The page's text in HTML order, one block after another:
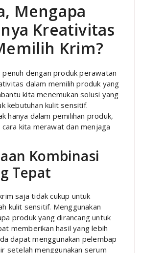
Mengapa
Kreativitas
Krim?
penuh dengan produk perawatan
dalam memilih produk yang
kita menemukan solusi yang
kebutuhan kulit sensitif.
hanya dalam pemilihan produk,
kita merawat dan menjaga
Kombinasi
Tepat
saja tidak cukup untuk
kulit sensitif. Menggunakan
produk yang dirancang untuk
memberikan hasil yang lebih
dapat menggunakan pelembap
setelah menggunakan serum